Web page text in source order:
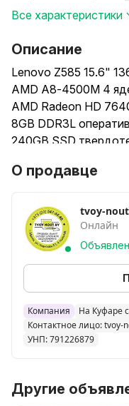
Все характеристики
Описание
Lenovo Z585 15.6"
AMD A8-4500М 4
AMD Radeon HD
8GB DDR3L
240GB SSD
Windows 10 со всеми
В комплекте ноутбук
Возможен обмен на
ноутбук смартфон,
с вашей или нашей
Приобрести
по адресу Минск,
1Н, вход с
Доставка 15р
О продавце
tvoy-
Онлайн
Компания
На Куфаре
Контактное лицо: tvoy-
УНП: 791226879
Другие